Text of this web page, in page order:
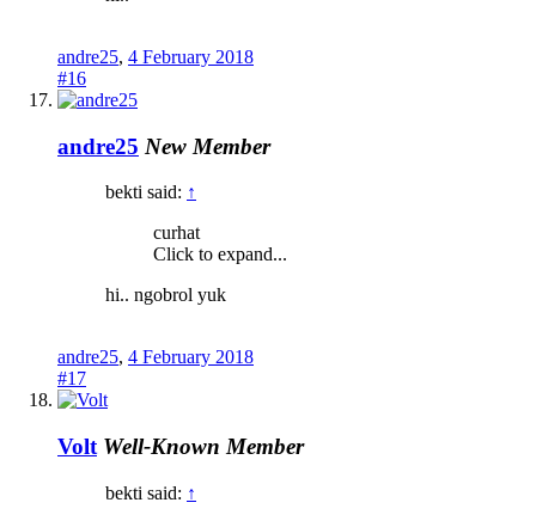
andre25, 4 February 2018
#16
andre25 New Member
bekti said: ↑
curhat
Click to expand...
hi.. ngobrol yuk
andre25, 4 February 2018
#17
Volt Well-Known Member
bekti said: ↑